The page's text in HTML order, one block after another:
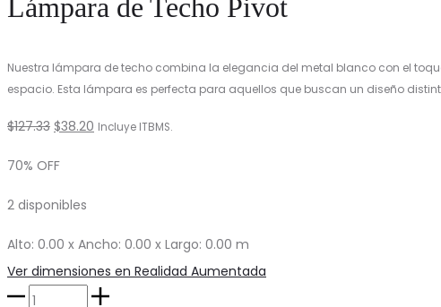
Lámpara de Techo Pivot
Nuestra lámpara de techo combina la elegancia del metal blanco con el
espacio. Esta lámpara es perfecta para aquellos que buscan un diseño
$127.33 El
era:
$38.20 ElIncluye ITBMS.
70% OFF
2 disponibles
Alto: 0.00 x Ancho: 0.00 x Largo: 0.00 m
Ver dimensiones en Realidad Aumentada
Lámpara